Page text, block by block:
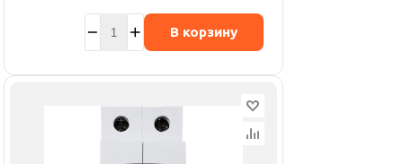
В корзину